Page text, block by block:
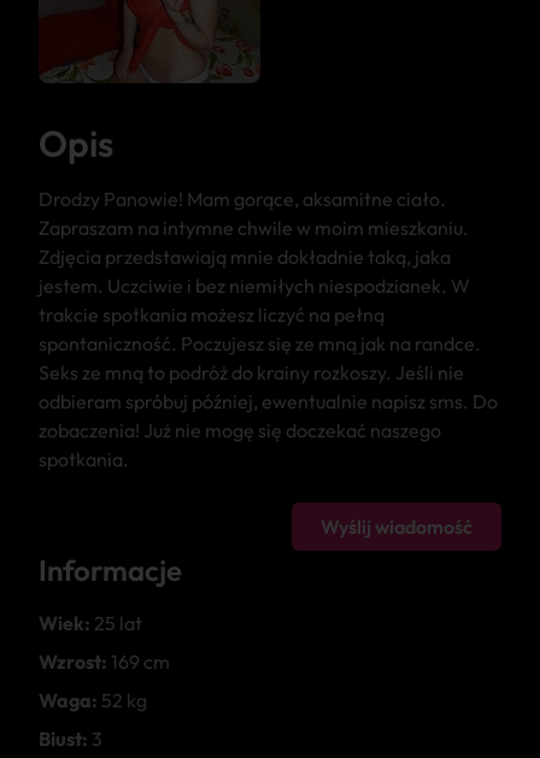
Opis
Drodzy Panowie! Mam gorące, aksamitne ciało.
Zapraszam na intymne chwile w moim mieszkaniu.
Zdjęcia przedstawiają mnie dokładnie taką, jaka
jestem. Uczciwie i bez niemiłych niespodzianek. W
trakcie spotkania możesz liczyć na pełną
spontaniczność. Poczujesz się ze mną jak na randce.
Seks ze mną to podróż do krainy rozkoszy. Jeśli nie
odbieram spróbuj później, ewentualnie napisz sms. Do
zobaczenia! Już nie mogę się doczekać naszego
spotkania.
Wyślij wiadomość
Informacje
Wiek: 25 lat
Wzrost: 169 cm
Waga: 52 kg
Biust: 3